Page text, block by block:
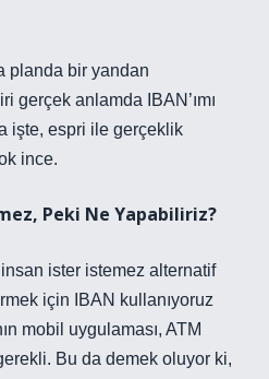
planda bir yandan
gerçek anlamda IBAN’ımı
işte, espri ile gerçeklik
ince.
Peki Ne Yapabiliriz?
ister istemez alternatif
için IBAN kullanıyoruz
mobil uygulaması, ATM
Bu da demek oluyor ki,